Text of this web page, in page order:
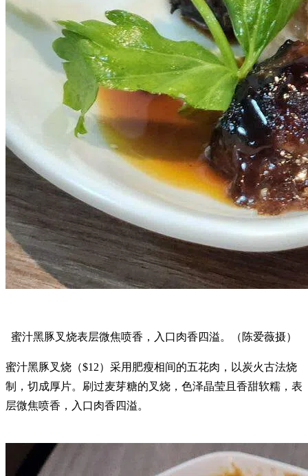
蜜汁黑豚叉烧表层微焦喷香，入口肉香四溢。（陈爱薇摄）
蜜汁黑豚叉烧（$12）采用肥瘦相间的五花肉，以炭火古法烧
制，切成厚片。刷过麦芽糖的叉烧，色泽晶莹且香甜软糯，表
层微焦喷香，入口肉香四溢。